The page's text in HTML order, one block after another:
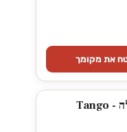
את מקומך
אגדת הטנגו העולמי מרכוס אשלה - Tango